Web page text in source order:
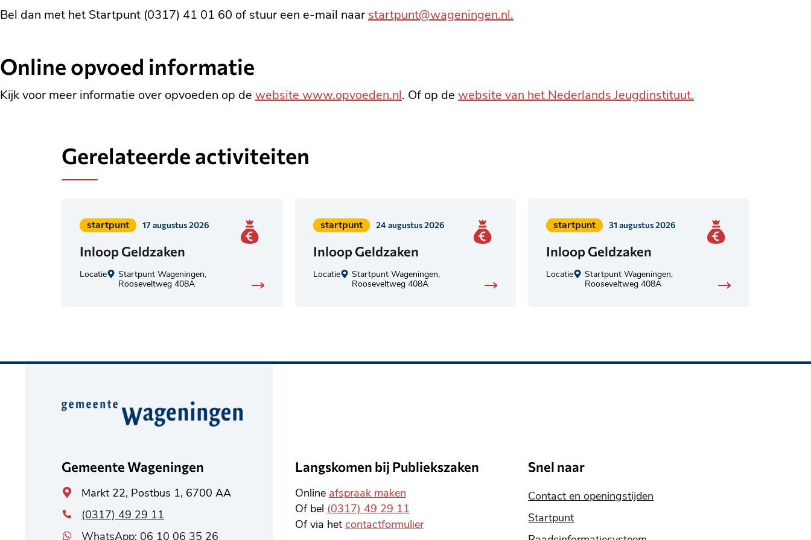
Bel dan met het Startpunt (0317) 41 01 60 of stuur een e-mail naar startpunt@wageningen.nl.
Online opvoed informatie
Kijk voor meer informatie over opvoeden op de website www.opvoeden.nl. Of op de website van het Nederlands Jeugdinstituut.
Gerelateerde activiteiten
Inloop Geldzaken
Locatie
Startpunt Wageningen,
Rooseveltweg 408A
Geplaatst
in
categorie:
startpunt 17 augustus 2026
Inloop Geldzaken
Locatie
Startpunt Wageningen,
Rooseveltweg 408A
Geplaatst
in
categorie:
startpunt 24 augustus 2026
Inloop Geldzaken
Locatie
Startpunt Wageningen,
Rooseveltweg 408A
Geplaatst
in
categorie:
startpunt 31 augustus 2026
Belangrijke
Gemeente Wageningen
Algemeen
adres
Markt 22, Postbus 1, 6700 AA
(0317) 49 29 11
WhatsApp: 06 10 06 35 26
Langskomen bij Publiekszaken
Online afspraak maken
Of bel (0317) 49 29 11
Of via het contactformulier
Snel naar
Contact en openingstijden
Startpunt